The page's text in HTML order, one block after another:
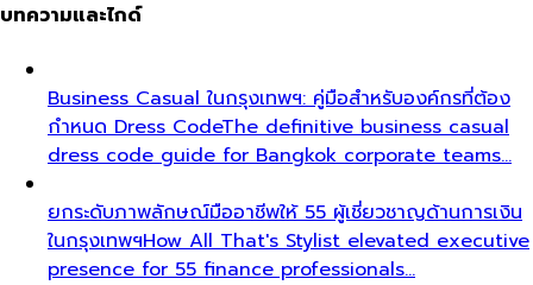
บทความและไกด์
Business Casual ในกรุงเทพฯ: คู่มือสำหรับองค์กรที่ต้อง
กำหนด Dress CodeThe definitive business casual
dress code guide for Bangkok corporate teams…
ยกระดับภาพลักษณ์มืออาชีพให้ 55 ผู้เชี่ยวชาญด้านการเงิน
ในกรุงเทพฯHow All That's Stylist elevated executive
presence for 55 finance professionals…